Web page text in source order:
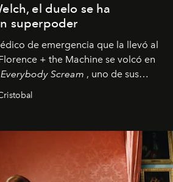
el duelo se ha
superpoder
de emergencia que la llevó al
+ the Machine se volcó en
Everybody Scream , uno de sus
hasta la fecha.